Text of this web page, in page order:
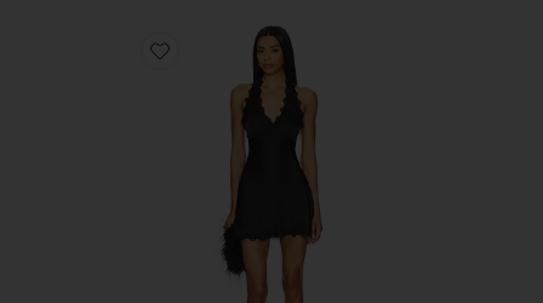
Favorite Stars Align Mini Dress